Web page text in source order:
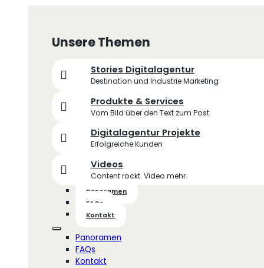
Unsere Themen
Stories Digitalagentur
Destination und Industrie Marketing
Produkte & Services
Vom Bild über den Text zum Post
Digitalagentur Projekte
Erfolgreiche Kunden
Videos
Content rockt. Video mehr.
Panoramen
FAQs
Kontakt
Panoramen
FAQs
Kontakt